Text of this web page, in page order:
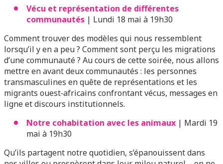
Vécu et représentation de différentes
communautés | Lundi 18 mai à 19h30
Comment trouver des modèles qui nous ressemblent
lorsqu’il y en a peu ? Comment sont perçu les migrations
d’une communauté ? Au cours de cette soirée, nous allons
mettre en avant deux communautés : les personnes
transmasculines en quête de représentations et les
migrants ouest‑africains confrontant vécus, messages en
ligne et discours institutionnels.
Notre cohabitation avec les animaux | Mardi 19
mai à 19h30
Qu’ils partagent notre quotidien, s’épanouissent dans